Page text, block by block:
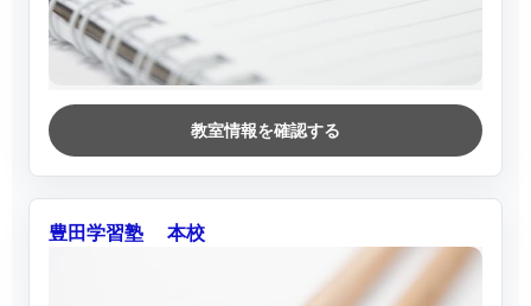
教室情報を確認する
豊田学習塾 本校